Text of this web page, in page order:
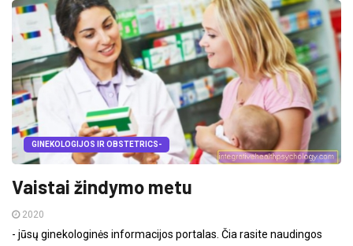
GINEKOLOGIJOS IR OBSTETRICS-
Vaistai žindymo metu
2020
- jūsų ginekologinės informacijos portalas. Čia rasite naudingos